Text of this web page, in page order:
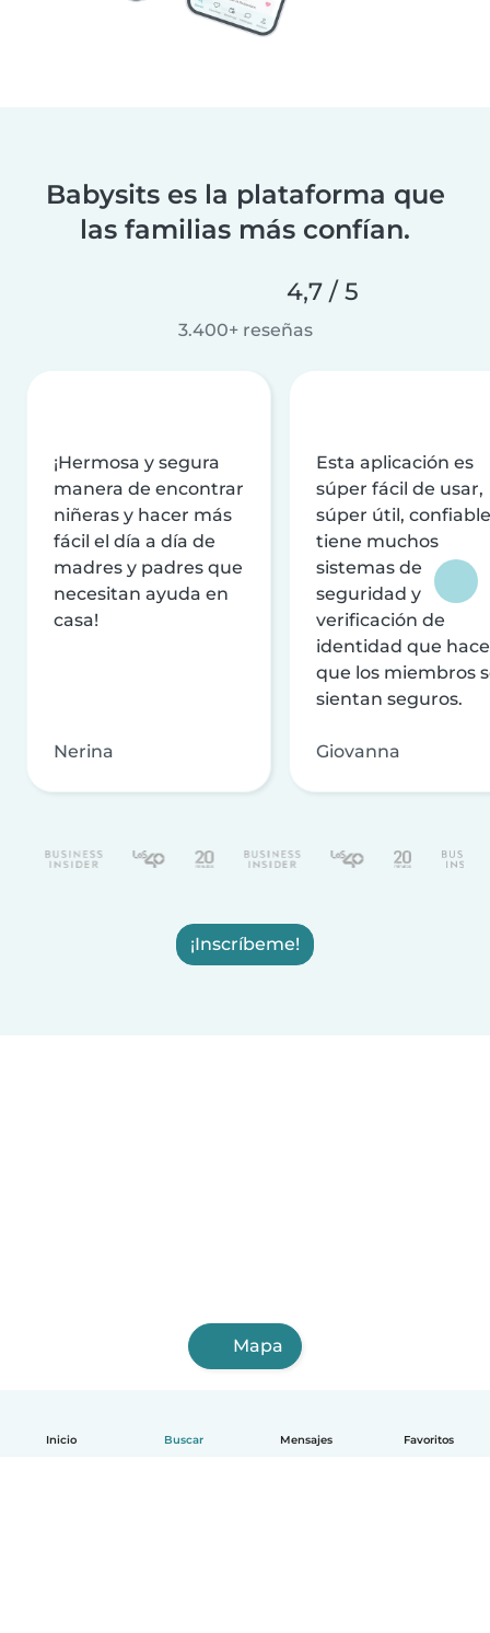
Inicio Buscar Mensajes Favoritos
Babysits es la plataforma que
las familias más confían.
4,7 / 5
3.400+ reseñas
¡Hermosa y segura
manera de encontrar
niñeras y hacer más
fácil el día a día de
madres y padres que
necesitan ayuda en
casa!
Nerina
Esta aplicación es
súper fácil de usar,
súper útil,
tiene muchos
sistemas de
seguridad y
verificación de
identidad que
que los miembros
sientan seguros.
Giovanna
¡Inscríbeme!
Mapa